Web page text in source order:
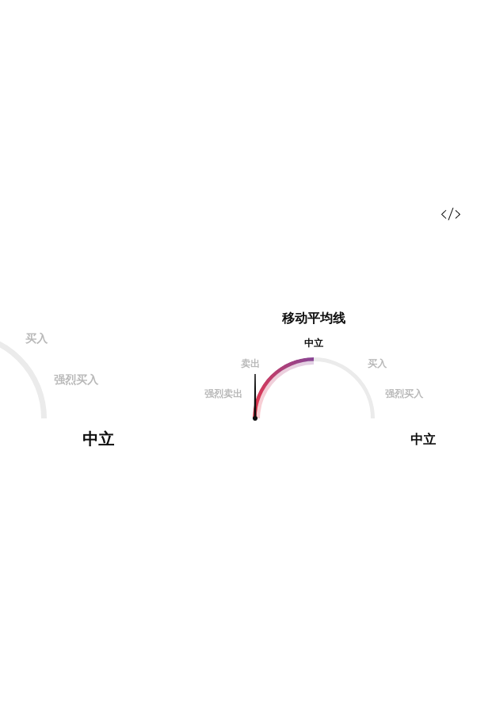
买入
强烈买入
中立
移动平均线
中立
卖出
买入
强烈卖出 强烈买入
中立